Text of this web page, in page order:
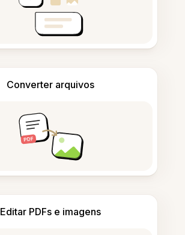
Converter arquivos
Editar PDFs e imagens